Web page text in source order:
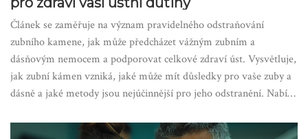
Článek se zaměřuje na význam pravidelného odstraňování
zubního kamene, jak může předcházet vážným zubním a
dásňovým nemocem a podporovat celkové zdraví úst. Vysvětluje,
jak zubní kámen vzniká, jaké může mít důsledky pro vaše zuby a
dásně a jaké metody jsou nejúčinnější pro jeho odstranění. Nabízí
pravidelné návštěvy zubního lékaře jako klíčový prvek prevence.